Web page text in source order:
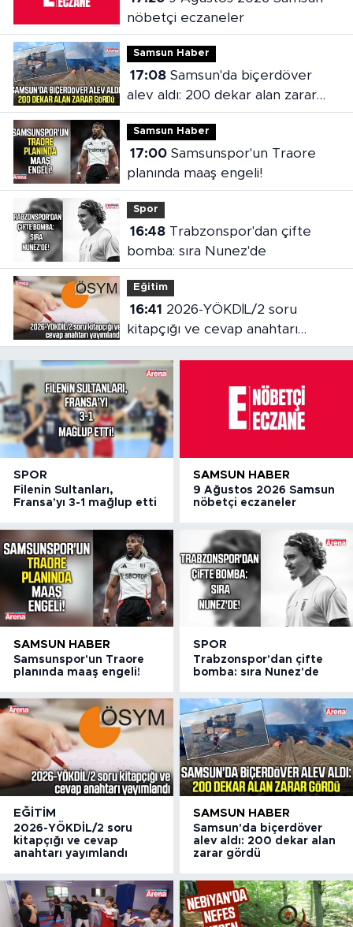
nöbetçi eczaneler
Samsun Haber
17:08Samsun'da biçerdöver
alev aldı: 200 dekar alan zarar
gördü
Samsun Haber
17:00Samsunspor'un Traore
planında maaş engeli!
Spor
16:48Trabzonspor'dan çifte
bomba: sıra Nunez'de
Eğitim
16:41
kitapçığı ve cevap anahtarı
yayımlandı
SPOR
Filenin Sultanları,
Fransa'yı 3-1 mağlup etti
SAMSUN HABER
9 Ağustos 2026 Samsun
nöbetçi eczaneler
SAMSUN HABER
Samsunspor'un Traore
planında maaş engeli!
SPOR
Trabzonspor'dan çifte
bomba: sıra Nunez'de
EĞITIM
2026-YÖKDİL/2 soru
kitapçığı ve cevap
anahtarı yayımlandı
SAMSUN HABER
Samsun'da biçerdöver
alev aldı: 200 dekar alan
zarar gördü